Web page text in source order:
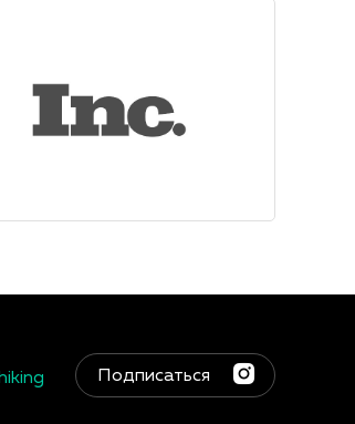
hiking Подписаться